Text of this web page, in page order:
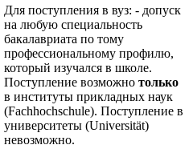
Для поступления в вуз: - допуск
на любую специальность
бакалавриата по тому
профессиональному профилю,
который изучался в школе.
Поступление возможно только
в институты прикладных наук
(Fachhochschule). Поступление в
университеты (Universität)
невозможно.